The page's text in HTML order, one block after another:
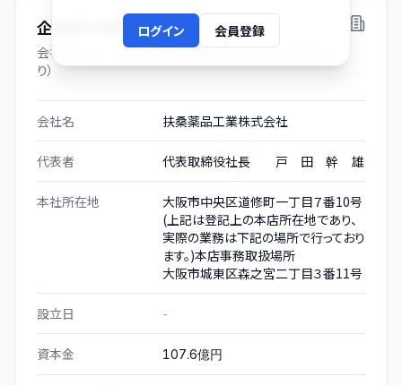
ログイン 会員登録
企業基本情報
会社プロフィール（有価証券報告書および gBizINFO よ
り）
会社名 扶桑薬品工業株式会社
代表者 代表取締役社長 戸 田 幹 雄
本社所在地
大阪市中央区道修町一丁目７番10号
(上記は登記上の本店所在地であり、
実際の業務は下記の場所で行っており
ます。)本店事務取扱場所
大阪市城東区森之宮二丁目３番11号
設立日 -
資本金 107.6億円